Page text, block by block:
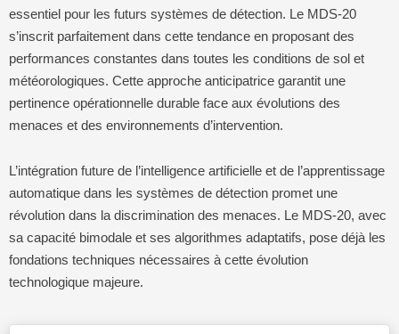
essentiel pour les futurs systèmes de détection. Le MDS-20
s’inscrit parfaitement dans cette tendance en proposant des
performances constantes dans toutes les conditions de sol et
météorologiques. Cette approche anticipatrice garantit une
pertinence opérationnelle durable face aux évolutions des
menaces et des environnements d’intervention.
L’intégration future de l’intelligence artificielle et de l’apprentissage
automatique dans les systèmes de détection promet une
révolution dans la discrimination des menaces. Le MDS-20, avec
sa capacité bimodale et ses algorithmes adaptatifs, pose déjà les
fondations techniques nécessaires à cette évolution
technologique majeure.